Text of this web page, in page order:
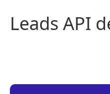
contenido
Leads API